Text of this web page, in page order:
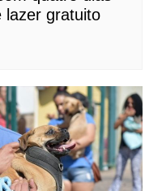
lazer gratuito